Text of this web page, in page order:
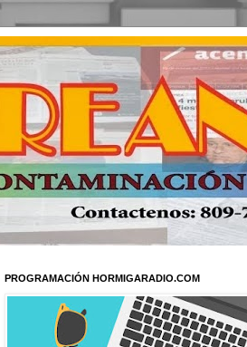
PROGRAMACIÓN HORMIGARADIO.COM